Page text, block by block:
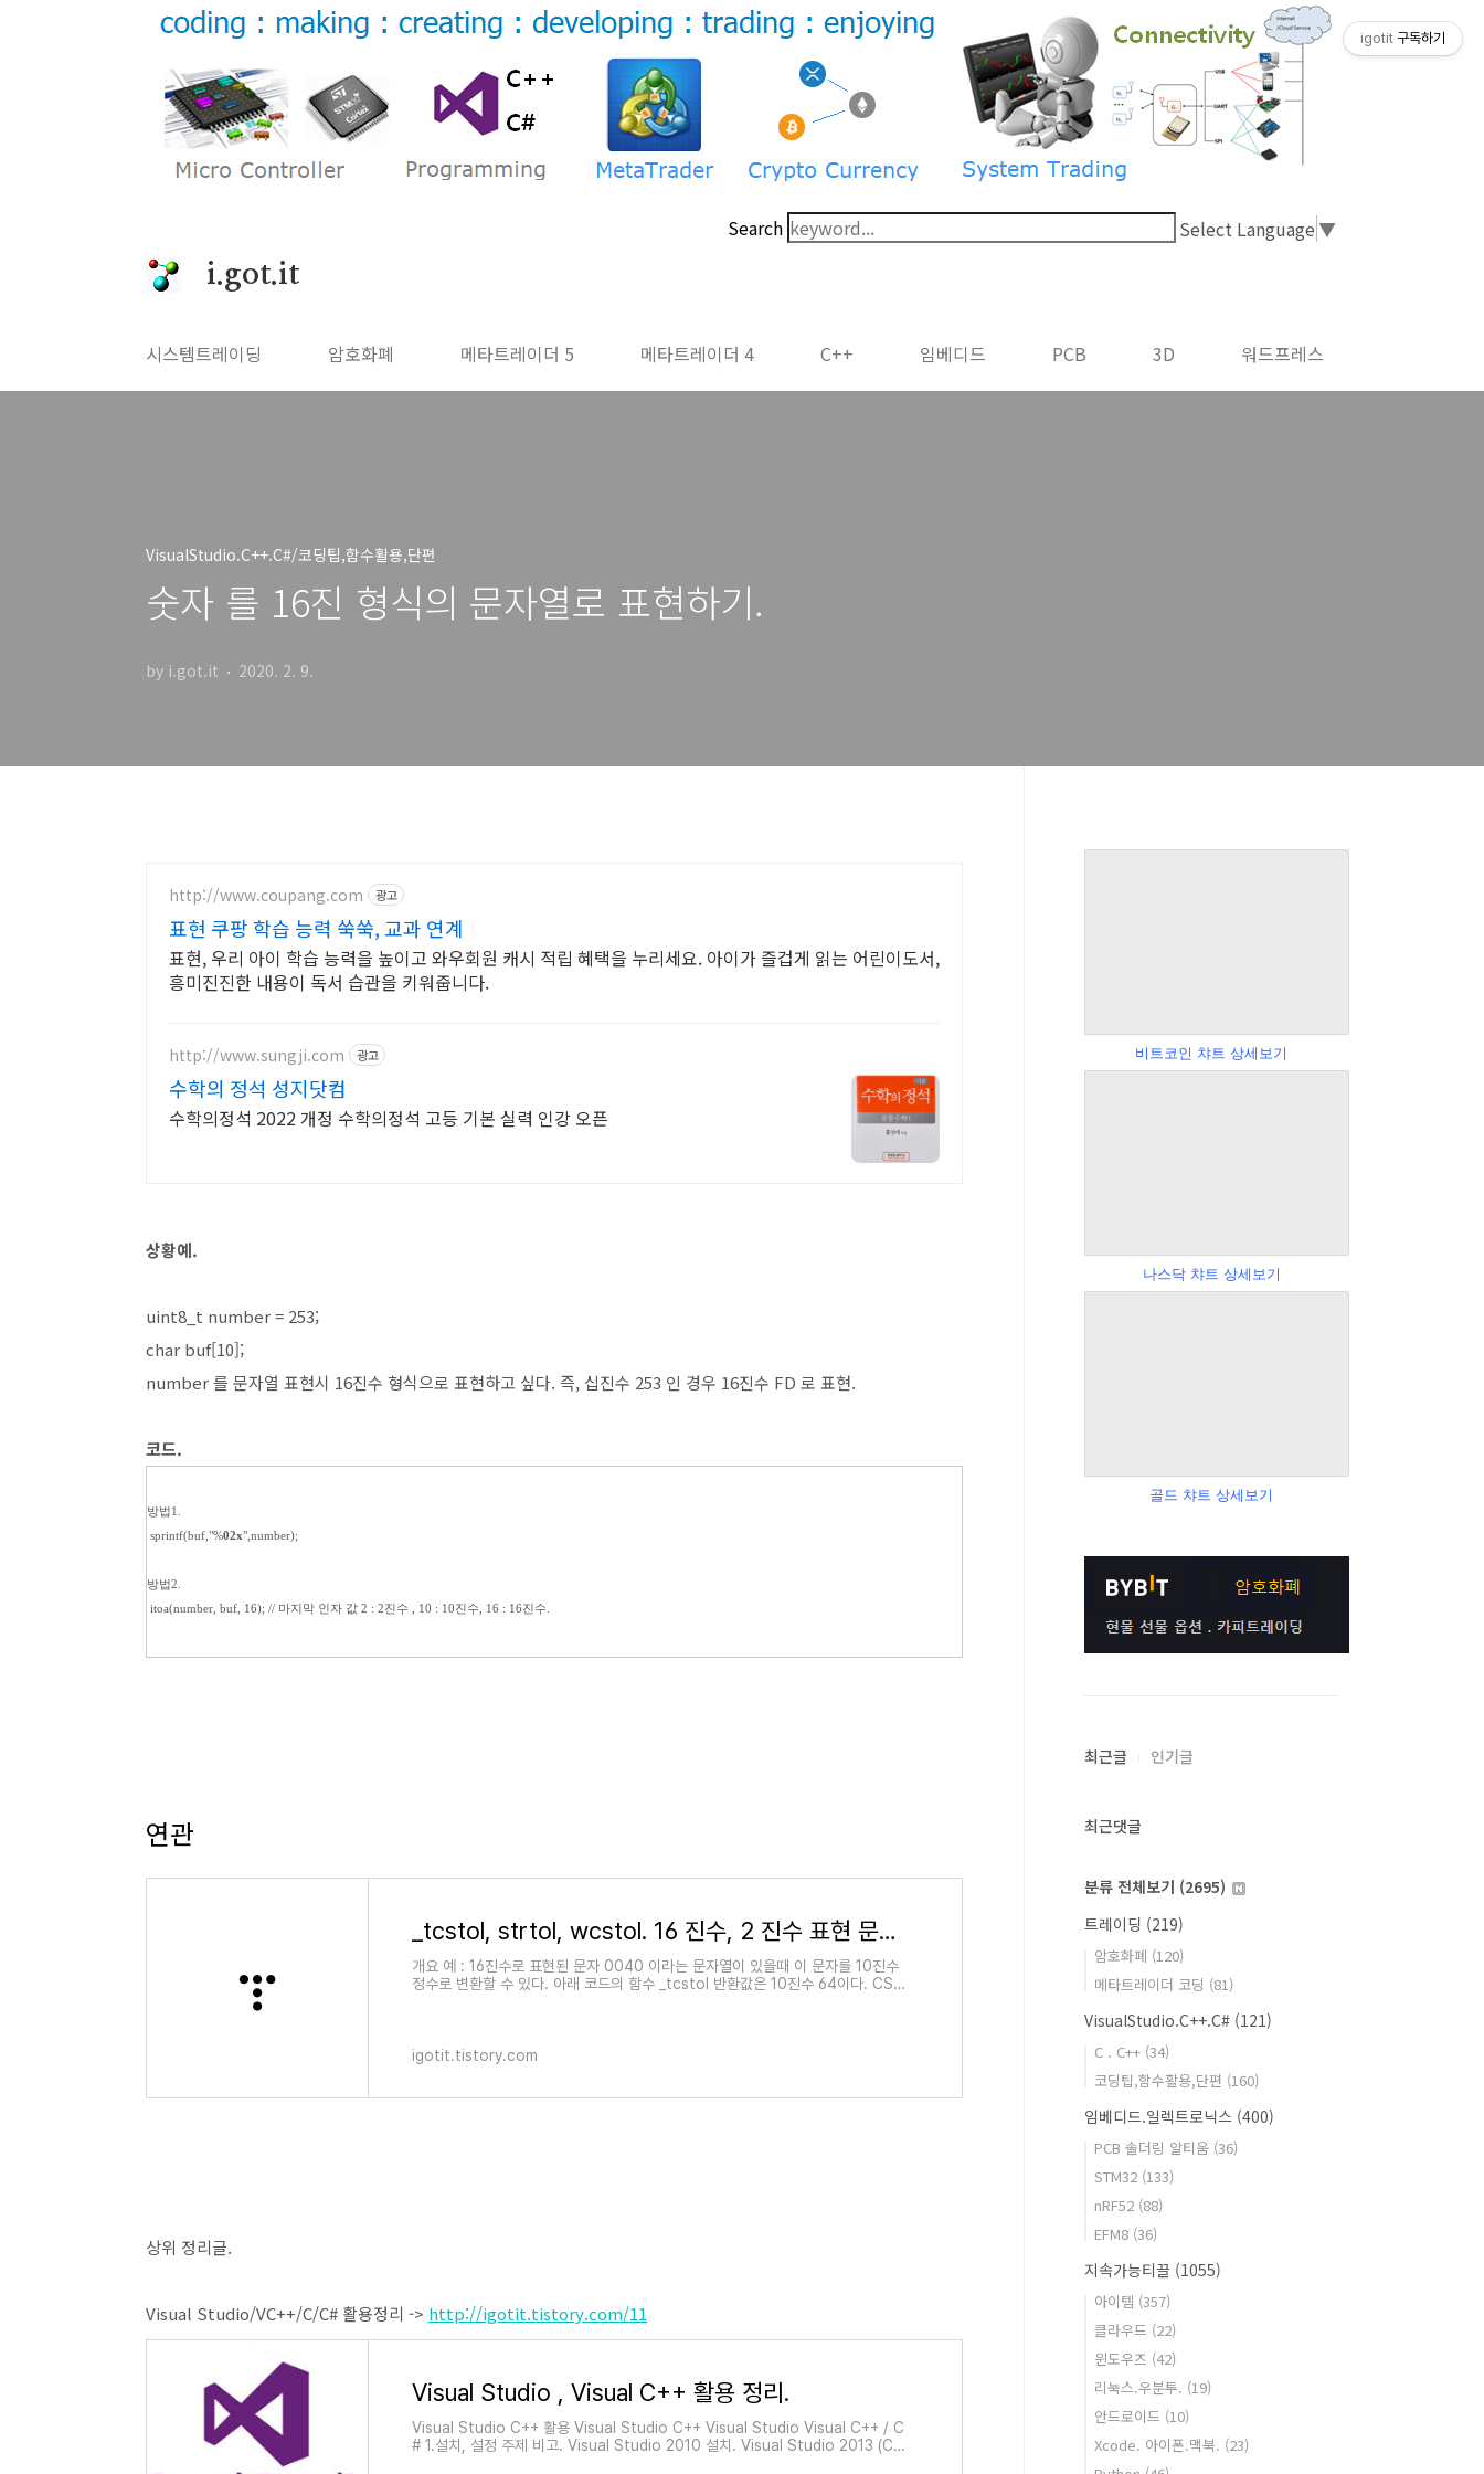
Search Select Language▼
i.got.it
시스템트레이딩 암호화폐 메타트레이더 5 메타트레이더 4 C++ 임베디드 PCB 3D 워드프레스
VisualStudio.C++.C#/코딩팁,함수활용,단편
숫자 를 16진 형식의 문자열로 표현하기.
by i.got.it 2020. 2. 9.
http://www.coupang.com 광고
표현 쿠팡 학습 능력 쑥쑥, 교과 연계
표현, 우리 아이 학습 능력을 높이고 와우회원 캐시 적립 혜택을 누리세요. 아이가 즐겁게 읽는 어린이도서,
흥미진진한 내용이 독서 습관을 키워줍니다.
http://www.sungji.com 광고
수학의 정석 성지닷컴
수학의정석 2022 개정 수학의정석 고등 기본 실력 인강 오픈
상황예.
uint8_t number = 253;
char buf[10];
number 를 문자열 표현시 16진수 형식으로 표현하고 싶다. 즉, 십진수 253 인 경우 16진수 FD 로 표현.
코드.
방법1.
sprintf(buf,"%02x",number);
방법2.
itoa(number, buf, 16); // 마지막 인자 값 2 : 2진수 , 10 : 10진수, 16 : 16진수.
연관
_tcstol, strtol, wcstol. 16 진수, 2 진수 표현 문자를 10진 정수형으로 변환.
개요 예 : 16진수로 표현된 문자 0040 이라는 문자열이 있을때 이 문자를 10진수
정수로 변환할 수 있다. 아래 코드의 함수 _tcstol 반환값은 10진수 64이다. CStri
igotit.tistory.com
상위 정리글.
Visual Studio/VC++/C/C# 활용정리 -> http://igotit.tistory.com/11
Visual Studio , Visual C++ 활용 정리.
Visual Studio C++ 활용 Visual Studio C++ Visual Studio Visual C++ / C
# 1.설치, 설정 주제 비고. Visual Studio 2010 설치. Visual Studio 2013 (Co
비트코인 챠트 상세보기
나스닥 챠트 상세보기
골드 챠트 상세보기
최근글 인기글
최근댓글
분류 전체보기 (2695)
트레이딩 (219)
암호화폐 (120)
메타트레이더 코딩 (81)
VisualStudio.C++.C# (121)
C . C++ (34)
코딩팁,함수활용,단편 (160)
임베디드.일렉트로닉스 (400)
PCB 솔더링 알티움 (36)
STM32 (133)
nRF52 (88)
EFM8 (36)
지속가능티끌 (1055)
아이템 (357)
클라우드 (22)
윈도우즈 (42)
리눅스.우분투. (19)
안드로이드 (10)
Xcode. 아이폰.맥북. (23)
igotit 구독하기